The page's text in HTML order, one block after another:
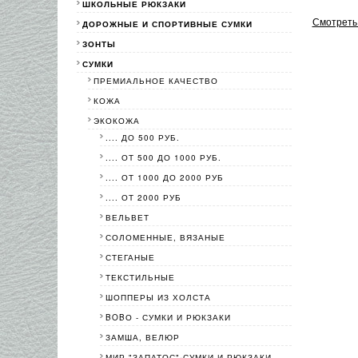
Смотреть
ШКОЛЬНЫЕ РЮКЗАКИ
ДОРОЖНЫЕ И СПОРТИВНЫЕ СУМКИ
ЗОНТЫ
СУМКИ
ПРЕМИАЛЬНОЕ КАЧЕСТВО
КОЖА
ЭКОКОЖА
.... ДО 500 РУБ.
.... ОТ 500 ДО 1000 РУБ.
.... ОТ 1000 ДО 2000 РУБ
.... ОТ 2000 РУБ
ВЕЛЬВЕТ
СОЛОМЕННЫЕ, ВЯЗАНЫЕ
СТЕГАНЫЕ
ТЕКСТИЛЬНЫЕ
ШОППЕРЫ ИЗ ХОЛСТА
BOBО - СУМКИ И РЮКЗАКИ
ЗАМША, ВЕЛЮР